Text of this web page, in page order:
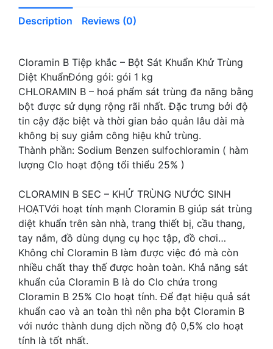
Description Reviews (0)
Cloramin B Tiệp khắc – Bột Sát Khuẩn Khử Trùng
Diệt KhuẩnĐóng gói: gói 1 kg
CHLORAMIN B – hoá phẩm sát trùng đa năng bằng
bột được sử dụng rộng rãi nhất. Đặc trưng bởi độ
tin cậy đặc biệt và thời gian bảo quản lâu dài mà
không bị suy giảm công hiệu khử trùng.
Thành phần: Sodium Benzen sulfochloramin ( hàm
lượng Clo hoạt động tổi thiểu 25% )
CLORAMIN B SEC – KHỬ TRÙNG NƯỚC SINH
HOẠTVới hoạt tính mạnh Cloramin B giúp sát trùng
diệt khuẩn trên sàn nhà, trang thiết bị, cầu thang,
tay nắm, đồ dùng dụng cụ học tập, đồ chơi…
Không chỉ Cloramin B làm được việc đó mà còn
nhiều chất thay thế được hoàn toàn. Khả năng sát
khuẩn của Cloramin B là do Clo chứa trong
Cloramin B 25% Clo hoạt tính. Để đạt hiệu quả sát
khuẩn cao và an toàn thì nên pha bột Cloramin B
với nước thành dung dịch nồng độ 0,5% clo hoạt
tính là tốt nhất.